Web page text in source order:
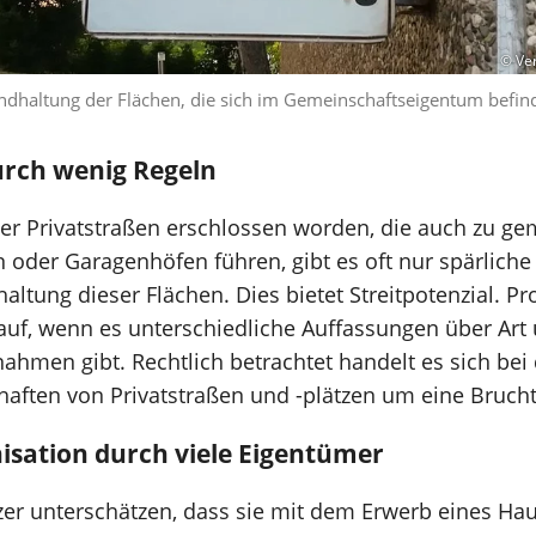
©
der Flächen, die sich im Gemeinschaftseigentum
wenig Regeln
Privatstraßen erschlossen worden, die auch zu
oder Garagenhöfen führen, gibt es oft nur
dieser Flächen. Dies bietet Streitpotenzial.
wenn es unterschiedliche Auffassungen über
gibt. Rechtlich betrachtet handelt es sich bei
von Privatstraßen und -plätzen um eine
durch viele Eigentümer
unterschätzen, dass sie mit dem Erwerb eines